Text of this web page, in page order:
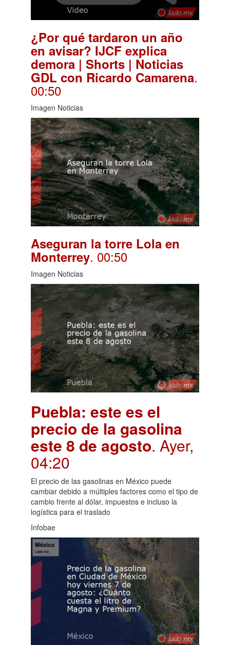
¿Por qué tardaron un año
en avisar? IJCF explica
demora | Shorts | Noticias
GDL con Ricardo Camarena.
00:50
Imagen Noticias
Aseguran la torre Lola en
Monterrey. 00:50
Imagen Noticias
Puebla: este es el
precio de la gasolina
este 8 de agosto. Ayer,
04:20
El precio de las gasolinas en México puede
cambiar debido a múltiples factores como el tipo de
cambio frente al dólar, impuestos e incluso la
logística para el traslado
Infobae